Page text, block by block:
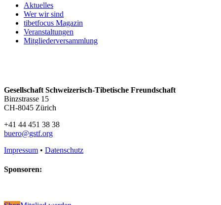
Aktuelles
Wer wir sind
tibetfocus Magazin
Veranstaltungen
Mitgliederversammlung
Gesellschaft Schweizerisch-Tibetische Freundschaft
Binzstrasse 15
CH-8045 Zürich
+41 44 451 38 38
buero@gstf.org
Impressum • Datenschutz
Sponsoren: